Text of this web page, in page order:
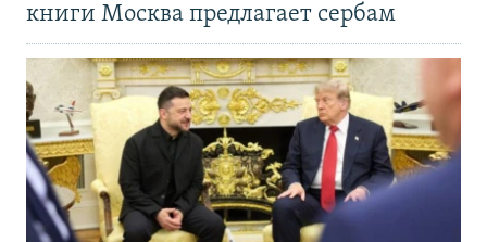
книги Москва предлагает сербам